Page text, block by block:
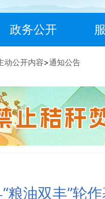
政务公开
动公开内容>通知公告
粮油双丰”轮